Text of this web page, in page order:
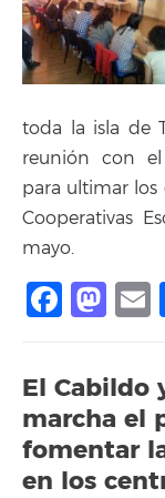
toda la isla de
reunión con
para ultimar los
Cooperativas
mayo.
El Cabildo
marcha el
fomentar
en los